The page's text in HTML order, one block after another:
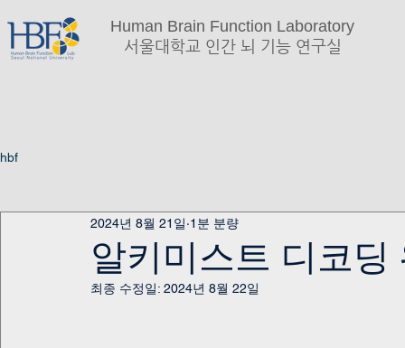
Human Brain Function Laboratory
서울대학교 인간 뇌 기능 연구실
hbf
알키미스트 디코딩
2024년 8월 21일 1분 분량
최종 수정일: 2024년 8월 22일